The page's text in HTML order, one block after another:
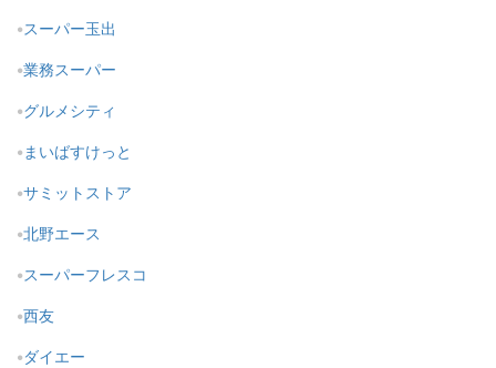
スーパー玉出
業務スーパー
グルメシティ
まいばすけっと
サミットストア
北野エース
スーパーフレスコ
西友
ダイエー